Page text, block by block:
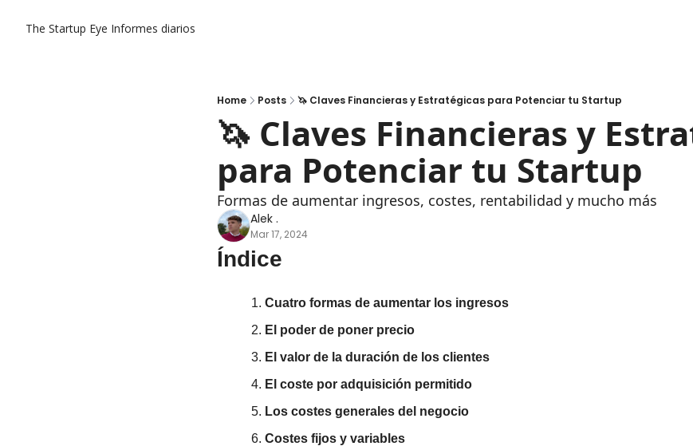
The Startup Eye Informes diarios
Home Posts 🦄 Claves Financieras y Estratégicas para Potenciar tu Startup
🦄 Claves Financieras y
para Potenciar tu Startup
Formas de aumentar ingresos, costes, rentabilidad y mucho más
Alek .
Mar 17, 2024
Índice
Cuatro formas de aumentar los ingresos
El poder de poner precio
El valor de la duración de los clientes
El coste por adquisición permitido
Los costes generales del negocio
Costes fijos y variables